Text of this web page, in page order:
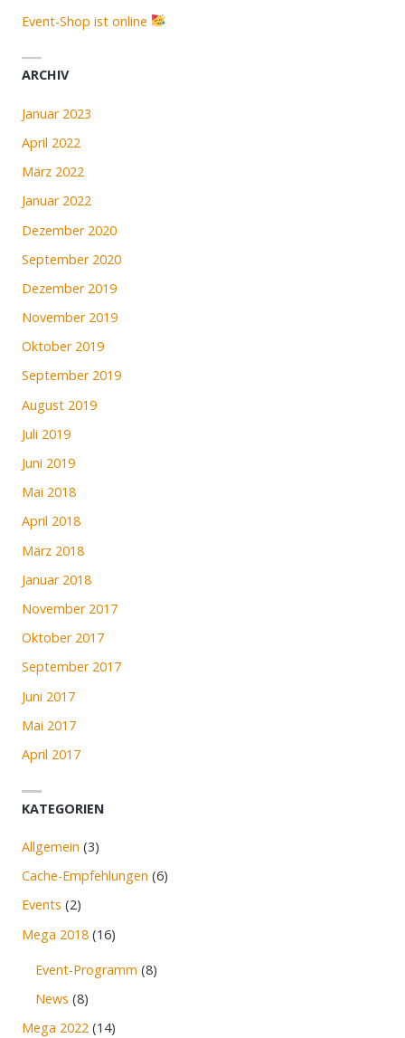
Event-Shop ist online
ARCHIV
Januar 2023
April 2022
März 2022
Januar 2022
Dezember 2020
September 2020
Dezember 2019
November 2019
Oktober 2019
September 2019
August 2019
Juli 2019
Juni 2019
Mai 2018
April 2018
März 2018
Januar 2018
November 2017
Oktober 2017
September 2017
Juni 2017
Mai 2017
April 2017
KATEGORIEN
Allgemein (3)
Cache-Empfehlungen (6)
Events (2)
Mega 2018 (16)
Event-Programm (8)
News (8)
Mega 2022 (14)